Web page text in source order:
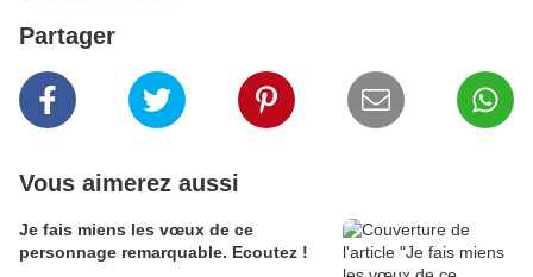
Partager
Vous aimerez aussi
Je fais miens les vœux de ce
personnage remarquable. Ecoutez !